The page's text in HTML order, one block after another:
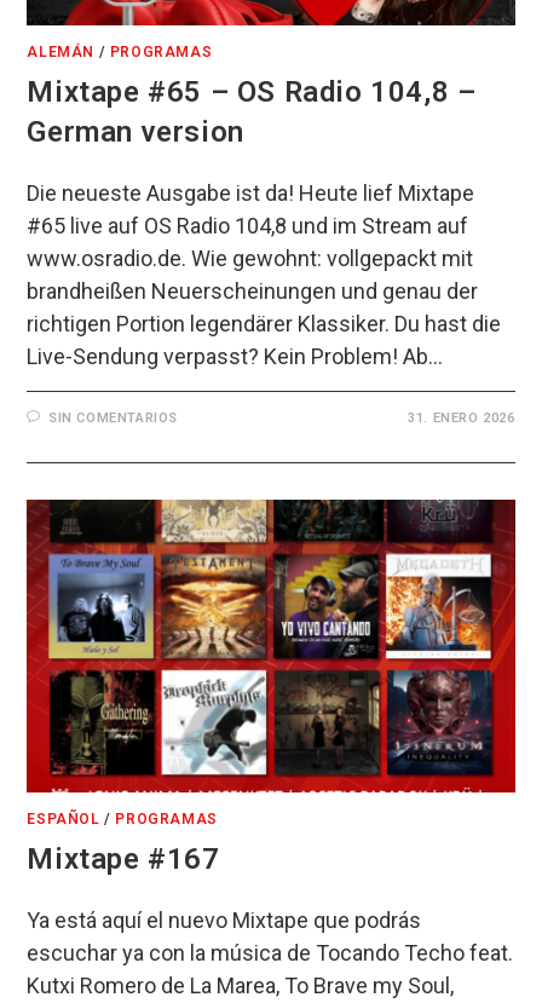
ALEMÁN / PROGRAMAS
Mixtape #65 – OS Radio 104,8 –
German version
Die neueste Ausgabe ist da! Heute lief Mixtape
#65 live auf OS Radio 104,8 und im Stream auf
www.osradio.de. Wie gewohnt: vollgepackt mit
brandheißen Neuerscheinungen und genau der
richtigen Portion legendärer Klassiker. Du hast die
Live-Sendung verpasst? Kein Problem! Ab…
SIN COMENTARIOS 31. ENERO 2026
ESPAÑOL / PROGRAMAS
Mixtape #167
Ya está aquí el nuevo Mixtape que podrás
escuchar ya con la música de Tocando Techo feat.
Kutxi Romero de La Marea, To Brave my Soul,